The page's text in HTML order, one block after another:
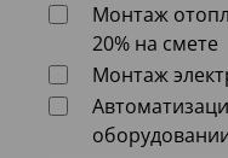
Монтаж
20% на смете
Монтаж